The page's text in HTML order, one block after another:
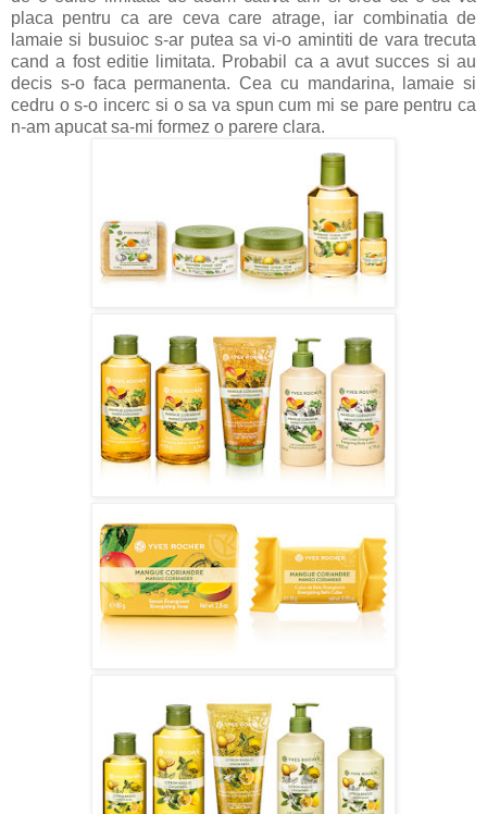
placa pentru ca are ceva care atrage, iar combinatia de
lamaie si busuioc s-ar putea sa vi-o amintiti de vara trecuta
cand a fost editie limitata. Probabil ca a avut succes si au
decis s-o faca permanenta. Cea cu mandarina, lamaie si
cedru o s-o incerc si o sa va spun cum mi se pare pentru ca
n-am apucat sa-mi formez o parere clara.